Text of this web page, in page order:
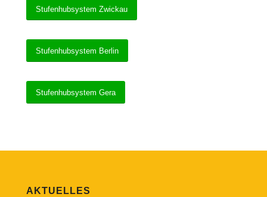
Stufenhubsystem Zwickau
Stufenhubsystem Berlin
Stufenhubsystem Gera
AKTUELLES